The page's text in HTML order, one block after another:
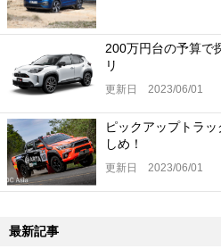
200万円台の予算で
リ
更新日 2023/06/01
ピックアップトラ
しめ！
更新日 2023/06/01
最新記事